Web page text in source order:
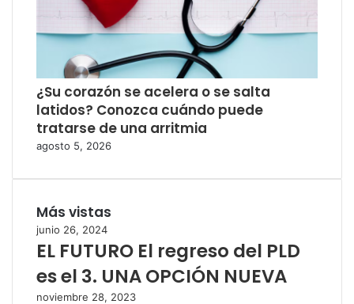
¿Su corazón se acelera o se salta
latidos? Conozca cuándo puede
tratarse de una arritmia
agosto 5, 2026
Más vistas
junio 26, 2024
EL FUTURO El regreso del PLD
es el 3. UNA OPCIÓN NUEVA
noviembre 28, 2023